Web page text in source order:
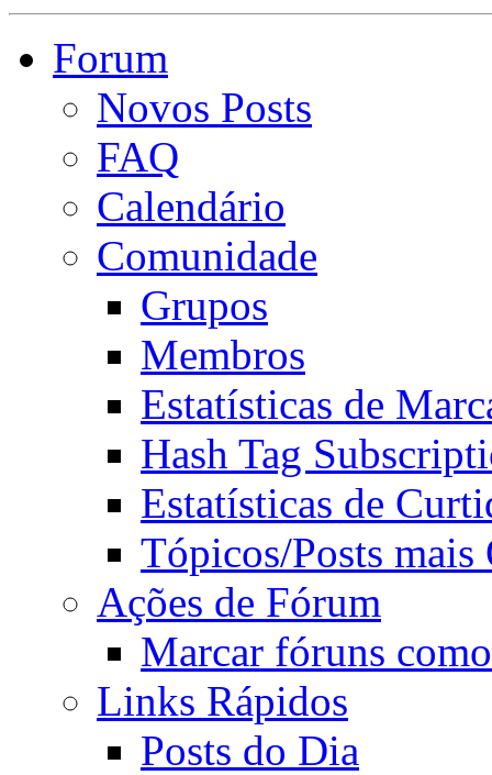
Forum
Novos Posts
FAQ
Calendário
Comunidade
Grupos
Membros
Estatísticas de
Hash Tag
Estatísticas de
Tópicos/Posts mais
Ações de Fórum
Marcar fóruns
Links Rápidos
Posts do Dia